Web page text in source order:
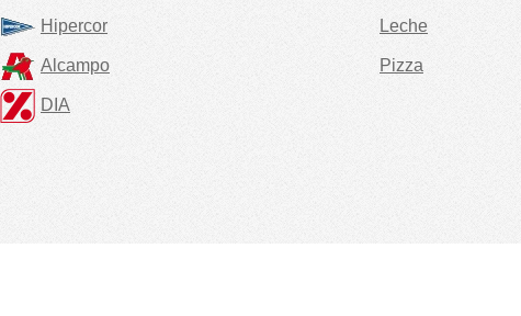
Hipercor
Alcampo
DIA
Leche
Pizza